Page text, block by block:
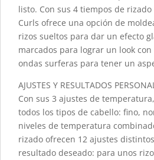
listo. Con sus 4 tiempos de rizado
Curls ofrece una opción de
rizos sueltos para dar un efecto
marcados para lograr un look
ondas surferas para tener un
AJUSTES Y RESULTADOS
Con sus 3 ajustes de
todos los tipos de cabello: fino,
niveles de temperatura
rizado ofrecen 12 ajustes
resultado deseado: para unos